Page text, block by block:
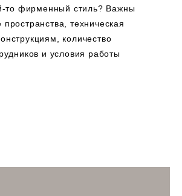
то фирменный стиль? Важны
техническая
количество
и условия работы